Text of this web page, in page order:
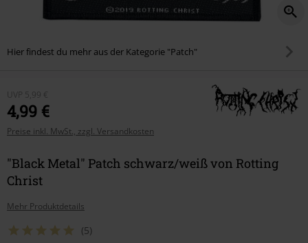
Hier findest du mehr aus der Kategorie "Patch"
UVP 5,99 €
4,99 €
Preise inkl. MwSt., zzgl. Versandkosten
"Black Metal" Patch schwarz/weiß von Rotting
Christ
Mehr Produktdetails
(5)